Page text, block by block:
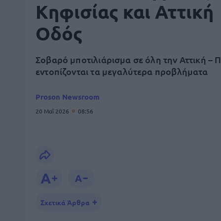
Κηφισίας και Αττική
Οδός
Σοβαρό μποτιλιάρισμα σε όλη την Αττική –
εντοπίζονται τα μεγαλύτερα προβλήματα
Proson Newsroom
20 Μαΐ 2026 08:56
Σχετικά Άρθρα